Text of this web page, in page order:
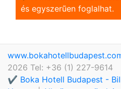
és egyszerũen foglalhat.
2026 Tel: +36 (1) 227-9614
✔️ Boka Hotell Budapest -